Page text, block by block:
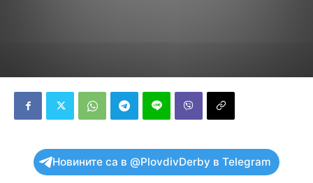
Новините са в @PlovdivDerby в Telegram